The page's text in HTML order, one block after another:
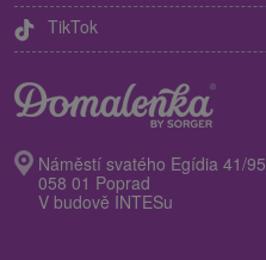
TikTok
Náměstí svatého Egídia 41/95
058 01 Poprad
V budově INTESu